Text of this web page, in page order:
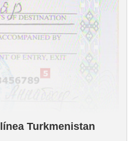
Turkmenistan